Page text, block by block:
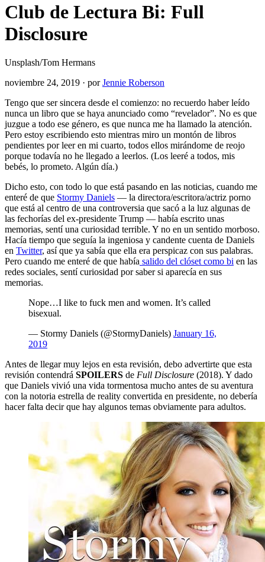
Club de Lectura Bi: Full
Disclosure
Unsplash/Tom Hermans
noviembre 24, 2019 · porJennie Roberson
Tengo que ser sincera desde el comienzo: no recuerdo haber leído
nunca un libro que se haya anunciado como “revelador”. No es que
juzgue a todo ese género, es que nunca me ha llamado la atención.
Pero estoy escribiendo esto mientras miro un montón de libros
pendientes por leer en mi cuarto, todos ellos mirándome de reojo
porque todavía no he llegado a leerlos. (Los leeré a todos, mis
bebés, lo prometo. Algún día.)
Dicho esto, con todo lo que está pasando en las noticias, cuando me
enteré de que Stormy Daniels — la directora/escritora/actriz porno
que está al centro de una controversia que sacó a la luz algunas de
las fechorías del ex-presidente Trump — había escrito unas
memorias, sentí una curiosidad terrible. Y no en un sentido morboso.
Hacía tiempo que seguía la ingeniosa y candente cuenta de Daniels
en Twitter, así que ya sabía que ella era perspicaz con sus palabras.
Pero cuando me enteré de que había salido del clóset como bi en las
redes sociales, sentí curiosidad por saber si aparecía en sus
memorias.
Nope…I like to fuck men and women. It’s called
bisexual.
— Stormy Daniels (@StormyDaniels) January 16,
2019
Antes de llegar muy lejos en esta revisión, debo advertirte que esta
revisión contendrá SPOILERS de Full Disclosure (2018). Y dado
que Daniels vivió una vida tormentosa mucho antes de su aventura
con la notoria estrella de reality convertida en presidente, no debería
hacer falta decir que hay algunos temas obviamente para adultos.